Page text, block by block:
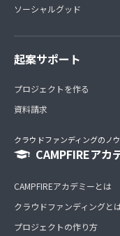
ソーシャルグッド
起案サポート
プロジェクトを作る
資料請求
クラウドファンディングのノ
CAMPFIREアカ
CAMPFIREアカデミーとは
クラウドファンディングと
プロジェクトの作り方